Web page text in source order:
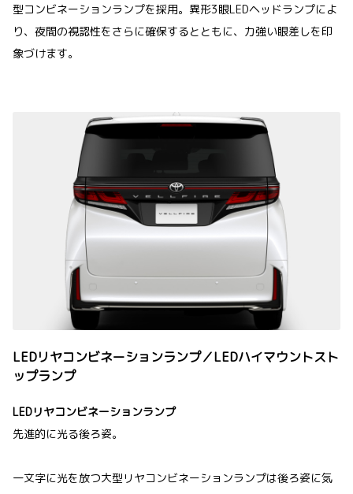
型コンビネーションランプを採用。異形3眼LEDヘッドランプによ
り、夜間の視認性をさらに確保するとともに、力強い眼差しを印
象づけます。
LEDリヤコンビネーションランプ／LEDハイマウントスト
ップランプ
LEDリヤコンビネーションランプ
先進的に光る後ろ姿。
一文字に光を放つ大型リヤコンビネーションランプは後ろ姿に気